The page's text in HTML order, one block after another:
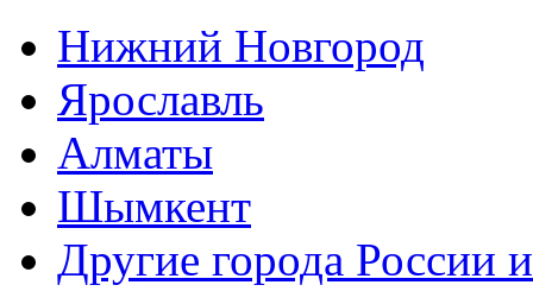
Нижний Новгород
Ярославль
Алматы
Шымкент
Другие города России